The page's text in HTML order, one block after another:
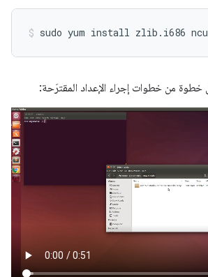
خطوة من خطوات إجراء الإعداد المقترَحة: